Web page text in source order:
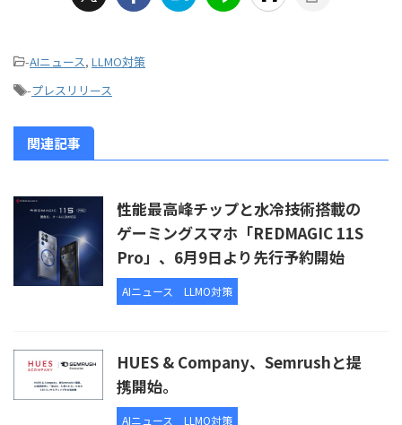
-AIニュース, LLMO対策
-プレスリリース
関連記事
性能最高峰チップと水冷技術搭載の
ゲーミングスマホ「REDMAGIC 11S
Pro」、6月9日より先行予約開始
AIニュース LLMO対策
HUES & Company、Semrushと提
携開始。
AIニュース LLMO対策